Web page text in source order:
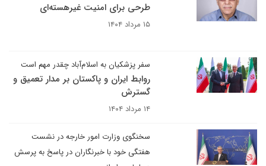
طرحی برای امنیت غیرهسته‌ای
۱۵ مرداد ۱۴۰۴
سفر پزشکیان به اسلام‌آباد چقدر مهم است
روابط ایران و پاکستان بر مدار تعمیق و
گسترش
۱۴ مرداد ۱۴۰۴
سخنگوی وزارت امور خارجه در نشست
هفتگی خود با خبرنگاران در پاسخ به پرسش